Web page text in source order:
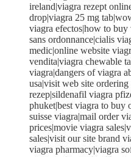
ireland|viagra rezept
drop|viagra 25 mg
viagra efectos|how to
sans ordonnance|cialis
medic|online website
vendita|viagra chewable
viagra|dangers of viagra
usa|visit web site
rezep|sildenafil viagra
phuket|best viagra to buy
suisse viagra|mail order
prices|movie viagra
sales|visit our site brand
viagra pharmacy|viagra